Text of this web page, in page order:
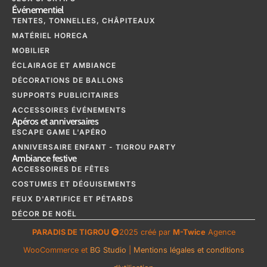
Événementiel
TENTES, TONNELLES, CHÂPITEAUX
MATÉRIEL HORECA
MOBILIER
ÉCLAIRAGE ET AMBIANCE
DÉCORATIONS DE BALLONS
SUPPORTS PUBLICITAIRES
ACCESSOIRES ÉVÉNEMENTS
Apéros et anniversaires
ESCAPE GAME L'APÉRO
ANNIVERSAIRE ENFANT - TIGROU PARTY
Ambiance festive
ACCESSOIRES DE FÊTES
COSTUMES ET DÉGUISEMENTS
FEUX D'ARTIFICE ET PÉTARDS
DÉCOR DE NOËL
PARADIS DE TIGROU 2025 créé par M-Twice Agence
WooCommerce et BG Studio
Mentions légales et conditions